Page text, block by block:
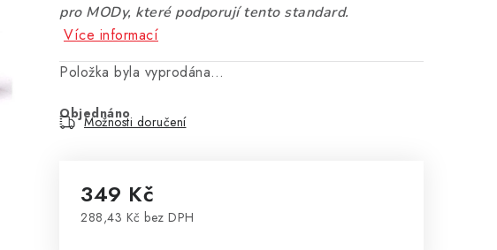
pro MODy, které podporují tento standard.
Více informací
Položka byla vyprodána…
Objednáno
Možnosti doručení
349 Kč
288,43 Kč bez DPH